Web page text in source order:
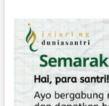
s
p
s
t
: